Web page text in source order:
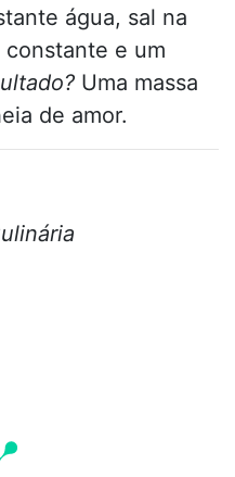
água, sal na
e um
Uma massa
de amor.